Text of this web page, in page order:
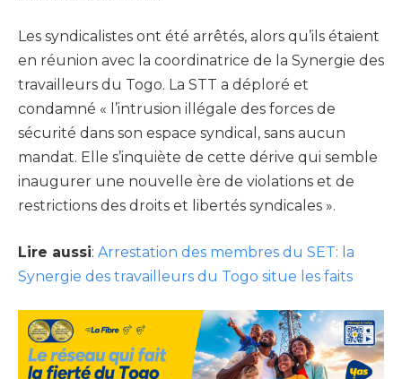
Les syndicalistes ont été arrêtés, alors qu’ils étaient
en réunion avec la coordinatrice de la Synergie des
travailleurs du Togo. La STT a déploré et
condamné « l’intrusion illégale des forces de
sécurité dans son espace syndical, sans aucun
mandat. Elle s’inquiète de cette dérive qui semble
inaugurer une nouvelle ère de violations et de
restrictions des droits et libertés syndicales ».
Lire aussi: Arrestation des membres du SET: la
Synergie des travailleurs du Togo situe les faits